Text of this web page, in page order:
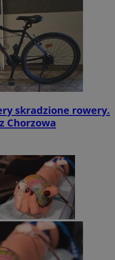
skradzione rowery.
Chorzowa